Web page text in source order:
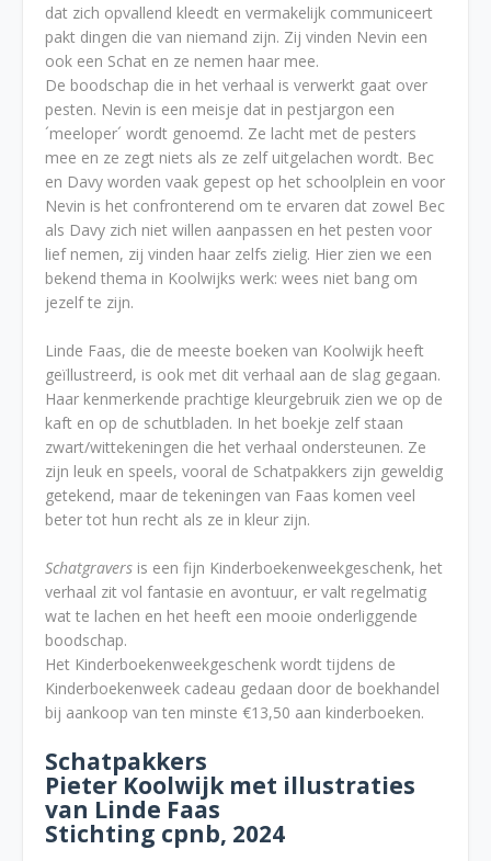
dat zich opvallend kleedt en vermakelijk communiceert
pakt dingen die van niemand zijn. Zij vinden Nevin een
ook een Schat en ze nemen haar mee.
De boodschap die in het verhaal is verwerkt gaat over
pesten. Nevin is een meisje dat in pestjargon een
´meeloper´ wordt genoemd. Ze lacht met de pesters
mee en ze zegt niets als ze zelf uitgelachen wordt. Bec
en Davy worden vaak gepest op het schoolplein en voor
Nevin is het confronterend om te ervaren dat zowel Bec
als Davy zich niet willen aanpassen en het pesten voor
lief nemen, zij vinden haar zelfs zielig. Hier zien we een
bekend thema in Koolwijks werk: wees niet bang om
jezelf te zijn.
Linde Faas, die de meeste boeken van Koolwijk heeft
geïllustreerd, is ook met dit verhaal aan de slag gegaan.
Haar kenmerkende prachtige kleurgebruik zien we op de
kaft en op de schutbladen. In het boekje zelf staan
zwart/wittekeningen die het verhaal ondersteunen. Ze
zijn leuk en speels, vooral de Schatpakkers zijn geweldig
getekend, maar de tekeningen van Faas komen veel
beter tot hun recht als ze in kleur zijn.
Schatgravers is een fijn Kinderboekenweekgeschenk, het
verhaal zit vol fantasie en avontuur, er valt regelmatig
wat te lachen en het heeft een mooie onderliggende
boodschap.
Het Kinderboekenweekgeschenk wordt tijdens de
Kinderboekenweek cadeau gedaan door de boekhandel
bij aankoop van ten minste €13,50 aan kinderboeken.
Schatpakkers
Pieter Koolwijk met illustraties
van Linde Faas
Stichting cpnb, 2024